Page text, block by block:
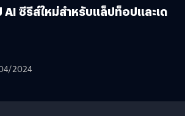
AI ซีรีส์ใหม่สำหรับแล็ปท็อปและเด
2024